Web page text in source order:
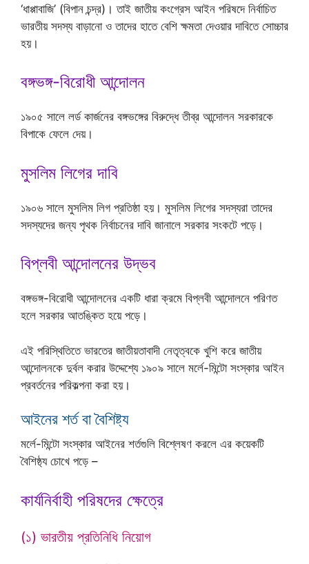
‘ধাপ্পাবাজি’ (বিপান চন্দ্র)। তাই জাতীয় কংগ্রেস আইন পরিষদে নির্বাচিত
ভারতীয় সদস্য বাড়ানো ও তাদের হাতে বেশি ক্ষমতা দেওয়ার দাবিতে সোচ্চার
হয়।
বঙ্গভঙ্গ-বিরোধী আন্দোলন
১৯০৫ সালে লর্ড কার্জনের বঙ্গভঙ্গের বিরুদ্ধে তীব্র আন্দোলন সরকারকে
বিপাকে ফেলে দেয়।
মুসলিম লিগের দাবি
১৯০৬ সালে মুসলিম লিগ প্রতিষ্ঠা হয়। মুসলিম লিগের সদস্যরা তাদের
সদস্যদের জন্য পৃথক নির্বাচনের দাবি জানালে সরকার সংকটে পড়ে।
বিপ্লবী আন্দোলনের উদ্ভব
বঙ্গভঙ্গ-বিরোধী আন্দোলনের একটি ধারা ক্রমে বিপ্লবী আন্দোলনে পরিণত
হলে সরকার আতঙ্কিত হয়ে পড়ে।
এই পরিস্থিতিতে ভারতের জাতীয়তাবাদী নেতৃত্বকে খুশি করে জাতীয়
আন্দোলনকে দুর্বল করার উদ্দেশ্যে ১৯০৯ সালে মর্লে-মিন্টো সংস্কার আইন
প্রবর্তনের পরিকল্পনা করা হয়।
আইনের শর্ত বা বৈশিষ্ট্য
মর্লে-মিন্টো সংস্কার আইনের শর্তগুলি বিশ্লেষণ করলে এর কয়েকটি
বৈশিষ্ঠ্য চোখে পড়ে –
কার্যনির্বাহী পরিষদের ক্ষেত্রে
(১) ভারতীয় প্রতিনিধি নিয়োগ